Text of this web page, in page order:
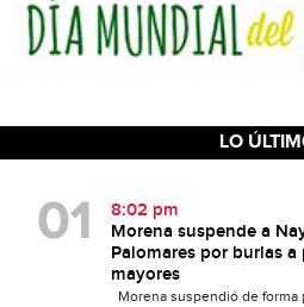
LO
8:02 pm
Morena suspende a
Palomares por burlas
mayores
Morena suspendió de